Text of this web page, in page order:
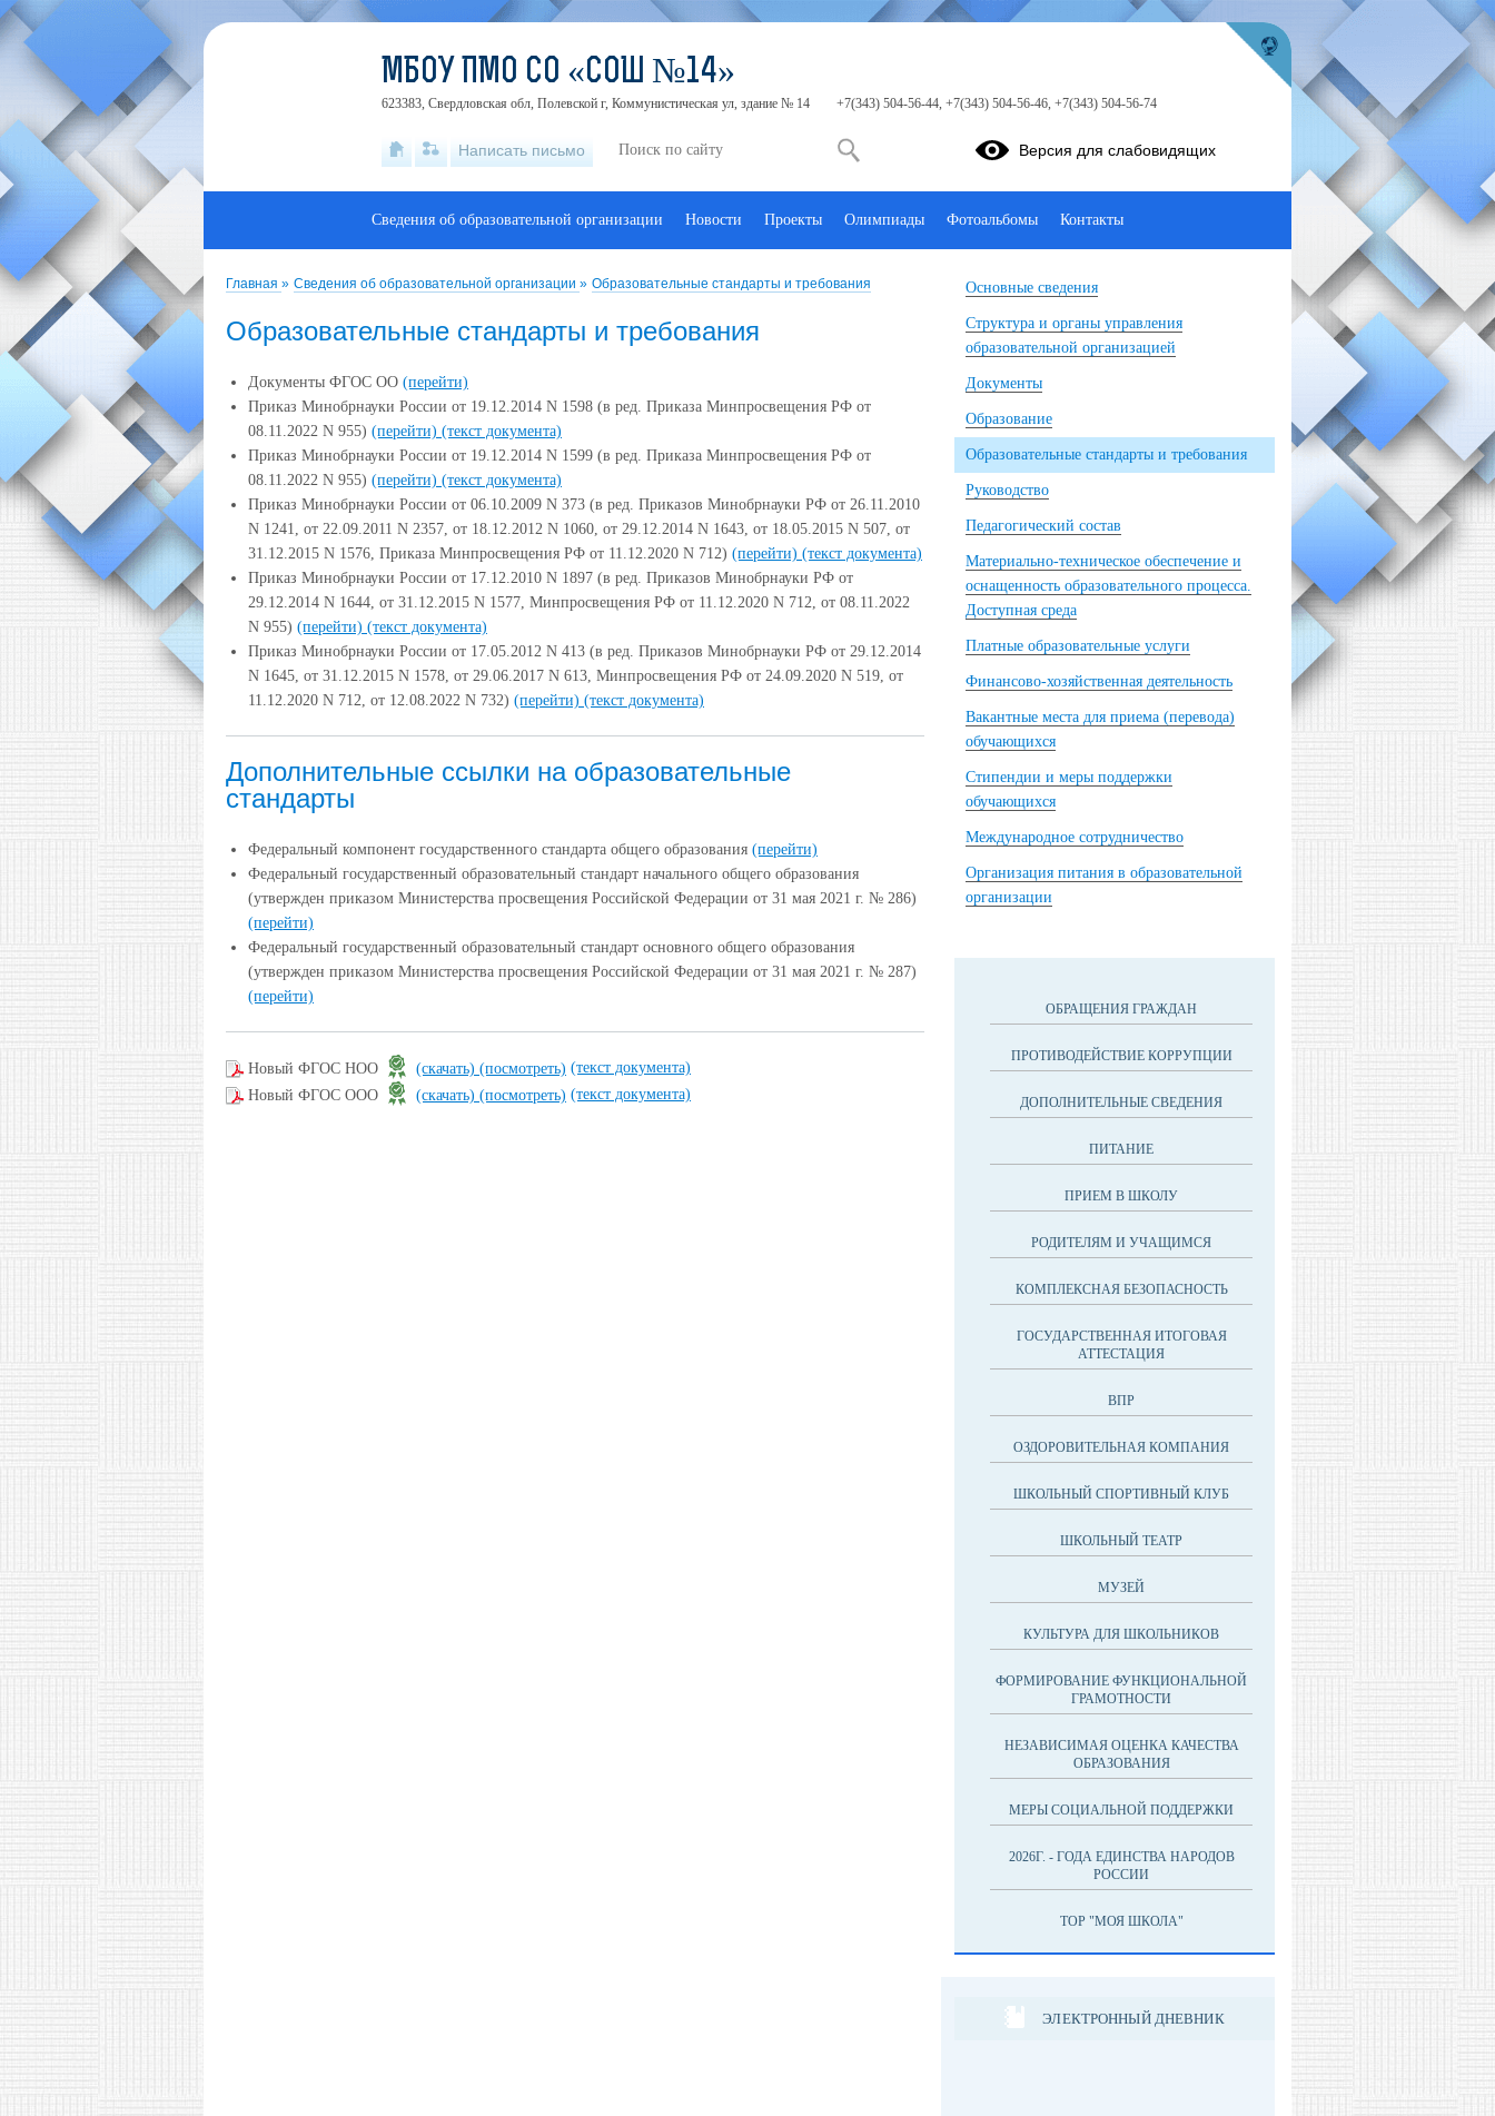
Главная » Сведения об образовательной организации » Образовательные стандарты и требования
Образовательные стандарты и требования
Документы ФГОС ОО (перейти)
Приказ Минобрнауки России от 19.12.2014 N 1598 (в ред. Приказа Минпросвещения РФ от
08.11.2022 N 955) (перейти) (текст документа)
Приказ Минобрнауки России от 19.12.2014 N 1599 (в ред. Приказа Минпросвещения РФ от
08.11.2022 N 955) (перейти) (текст документа)
Приказ Минобрнауки России от 06.10.2009 N 373 (в ред. Приказов Минобрнауки РФ от 26.11.2010
N 1241, от 22.09.2011 N 2357, от 18.12.2012 N 1060, от 29.12.2014 N 1643, от 18.05.2015 N 507, от
31.12.2015 N 1576, Приказа Минпросвещения РФ от 11.12.2020 N 712) (перейти) (текст документа)
Приказ Минобрнауки России от 17.12.2010 N 1897 (в ред. Приказов Минобрнауки РФ от
29.12.2014 N 1644, от 31.12.2015 N 1577, Минпросвещения РФ от 11.12.2020 N 712, от 08.11.2022
N 955) (перейти) (текст документа)
Приказ Минобрнауки России от 17.05.2012 N 413 (в ред. Приказов Минобрнауки РФ от 29.12.2014
N 1645, от 31.12.2015 N 1578, от 29.06.2017 N 613, Минпросвещения РФ от 24.09.2020 N 519, от
11.12.2020 N 712, от 12.08.2022 N 732) (перейти) (текст документа)
Дополнительные ссылки на образовательные
стандарты
Федеральный компонент государственного стандарта общего образования (перейти)
Федеральный государственный образовательный стандарт начального общего образования
(утвержден приказом Министерства просвещения Российской Федерации от 31 мая 2021 г. № 286)
(перейти)
Федеральный государственный образовательный стандарт основного общего образования
(утвержден приказом Министерства просвещения Российской Федерации от 31 мая 2021 г. № 287)
(перейти)
Новый ФГОС НОО (скачать) (посмотреть) (текст документа)
Новый ФГОС ООО
(скачать) (посмотреть) (текст документа)
Основные сведения
Структура и органы управления
образовательной организацией
Документы
Образование
Образовательные стандарты и требования
Руководство
Педагогический состав
Материально-техническое обеспечение и
оснащенность образовательного процесса.
Доступная среда
Платные образовательные услуги
Финансово-хозяйственная деятельность
Вакантные места для приема (перевода)
обучающихся
Стипендии и меры поддержки
обучающихся
Международное сотрудничество
Организация питания в образовательной
организации
ОБРАЩЕНИЯ ГРАЖДАН
ПРОТИВОДЕЙСТВИЕ КОРРУПЦИИ
ДОПОЛНИТЕЛЬНЫЕ СВЕДЕНИЯ
ПИТАНИЕ
ПРИЕМ В ШКОЛУ
РОДИТЕЛЯМ И УЧАЩИМСЯ
КОМПЛЕКСНАЯ БЕЗОПАСНОСТЬ
ГОСУДАРСТВЕННАЯ ИТОГОВАЯ
АТТЕСТАЦИЯ
ВПР
ОЗДОРОВИТЕЛЬНАЯ КОМПАНИЯ
ШКОЛЬНЫЙ СПОРТИВНЫЙ КЛУБ
ШКОЛЬНЫЙ ТЕАТР
МУЗЕЙ
КУЛЬТУРА ДЛЯ ШКОЛЬНИКОВ
ФОРМИРОВАНИЕ ФУНКЦИОНАЛЬНОЙ
ГРАМОТНОСТИ
НЕЗАВИСИМАЯ ОЦЕНКА КАЧЕСТВА
ОБРАЗОВАНИЯ
МЕРЫ СОЦИАЛЬНОЙ ПОДДЕРЖКИ
2026Г. - ГОДА ЕДИНСТВА НАРОДОВ
РОССИИ
ТОР "МОЯ ШКОЛА"
ЭЛЕКТРОННЫЙ ДНЕВНИК
МБОУ ПМО СО «СОШ №14»
623383, Свердловская обл, Полевской г, Коммунистическая ул, здание № 14 +7(343) 504-56-44, +7(343) 504-56-46, +7(343) 504-56-74
Написать письмо Версия для слабовидящих
Сведения об образовательной организации Новости Проекты Олимпиады Фотоальбомы Контакты